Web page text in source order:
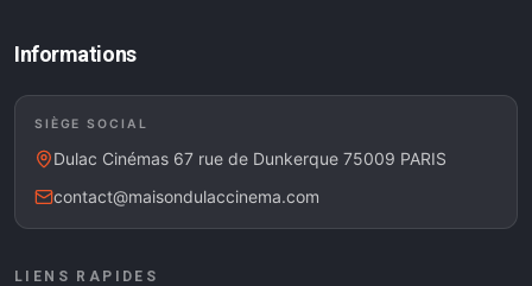
Informations
SIÈGE SOCIAL
Dulac Cinémas 67 rue de Dunkerque 75009 PARIS
contact@maisondulaccinema.com
LIENS RAPIDES